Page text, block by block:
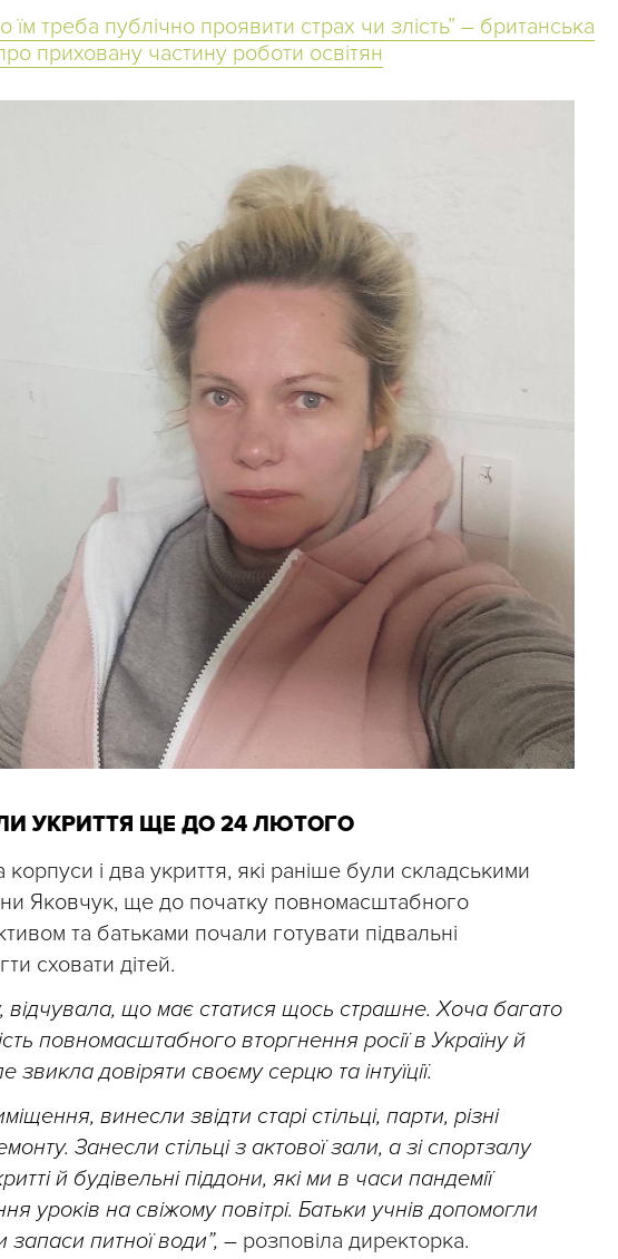
треба публічно проявити страх чи злість” – британська
приховану частину роботи освітян
УКРИТТЯ ЩЕ ДО 24 ЛЮТОГО
і два укриття, які раніше були складськими
Яковчук, ще до початку повномасштабного
та батьками почали готувати підвальні
сховати дітей.
відчувала, що має статися щось страшне. Хоча багато
повномасштабного вторгнення росії в Україну й
довіряти своєму серцю та інтуїції.
винесли звідти старі стільці, парти, різні
Занесли стільці з актової зали, а зі спортзалу
й будівельні піддони, які ми в часи пандемії
уроків на свіжому повітрі. Батьки учнів допомогли
питної води”, – розповіла директорка.